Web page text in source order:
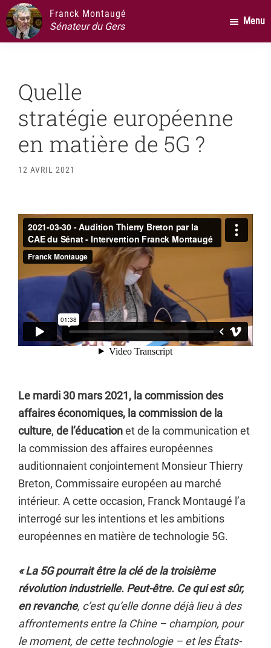
Passer
au
contenu
Passer
la
principale
Passer
au
pied
Franck Montaugé
Sénateur du Gers
Menu
Quelle
stratégie européenne
en matière de 5G ?
12 AVRIL 2021
Le mardi 30 mars 2021, la commission des
affaires économiques, la commission de la
culture, de l’éducationet de la communication et
la commission des affaires européennes
auditionnaient conjointement Monsieur Thierry
Breton, Commissaire européen au marché
intérieur. A cette occasion, Franck Montaugé l’a
interrogé sur les intentions et les ambitions
européennes en matière de technologie 5G.
« La 5G pourrait être la clé de la troisième
révolution industrielle. Peut-être. Ce qui est sûr,
en revanche, c’est qu’elle donne déjà lieu à des
affrontements entre la Chine – champion, pour
le moment, de cette technologie – et les États-